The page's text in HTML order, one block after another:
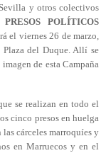
y otros colectivos
POLÍTICOS
el viernes 26 de marzo,
del Duque. Allí se
de esta Campaña
se realizan en todo el
cinco presos en huelga
cárceles marroquíes y
en Marruecos y en el